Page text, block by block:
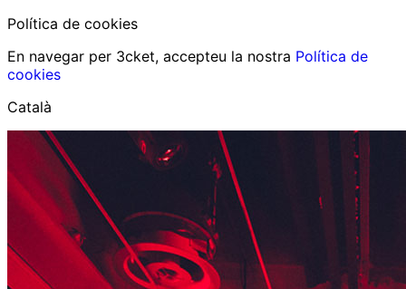
Política de cookies
En navegar per 3cket, accepteu la nostra Política de
cookies
Català